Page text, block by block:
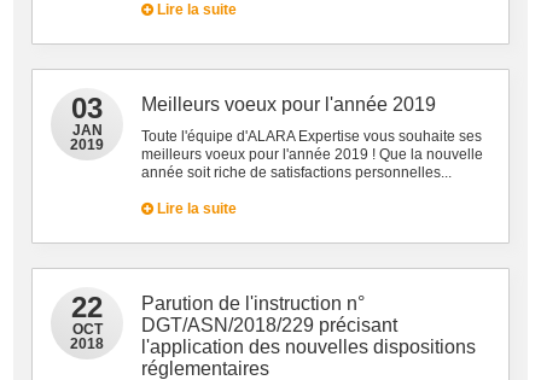
Lire la suite
03
JAN
2019
Meilleurs voeux pour l'année 2019
Toute l'équipe d'ALARA Expertise vous souhaite ses
meilleurs voeux pour l'année 2019 ! Que la nouvelle
année soit riche de satisfactions personnelles...
Lire la suite
22
OCT
2018
Parution de l'instruction n°
DGT/ASN/2018/229 précisant
l'application des nouvelles dispositions
réglementaires